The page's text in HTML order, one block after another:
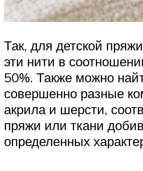
Так, для детской
эти нити в
50%. Также можно
совершенно разные
акрила и шерсти,
пряжи или ткани
определенных